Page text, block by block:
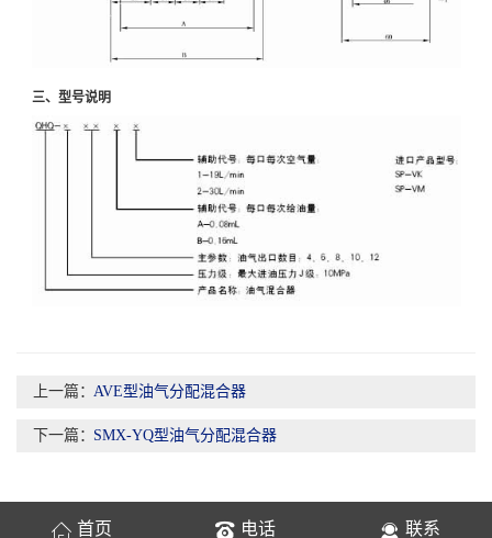
三、型号说明
上一篇： AVE型油气分配混合器
下一篇： SMX-YQ型油气分配混合器
首页 电话 联系